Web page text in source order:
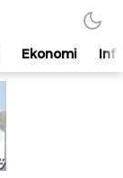
Ekonomi